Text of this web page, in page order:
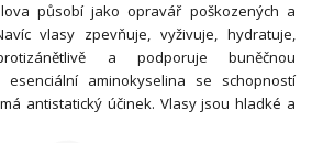
působí jako opravář poškozených a
vlasy zpevňuje, vyživuje, hydratuje,
a podporuje buněčnou
aminokyselina se schopností
antistatický účinek. Vlasy jsou hladké a